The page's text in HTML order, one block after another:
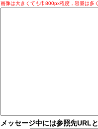
画像は大きくても巾800px程度，容量は多
メッセージ中には参照先URL